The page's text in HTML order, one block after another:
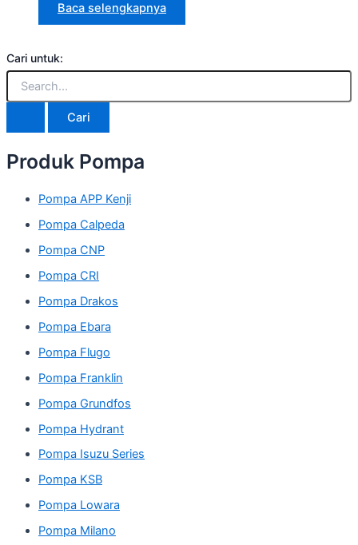
Baca selengkapnya
Cari untuk:
Produk Pompa
Pompa APP Kenji
Pompa Calpeda
Pompa CNP
Pompa CRI
Pompa Drakos
Pompa Ebara
Pompa Flugo
Pompa Franklin
Pompa Grundfos
Pompa Hydrant
Pompa Isuzu Series
Pompa KSB
Pompa Lowara
Pompa Milano